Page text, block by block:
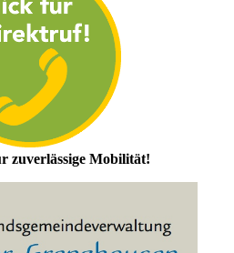
zuverlässige Mobilität!